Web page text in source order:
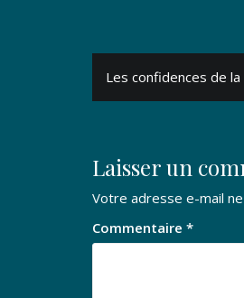
Navigation
de
Les confidences de
Laisser un
Votre adresse e-mail
Commentaire *